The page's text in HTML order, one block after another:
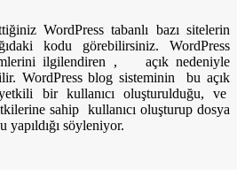
WordPress tabanlı bazı sitelerin
kodu görebilirsiniz. WordPress
ilgilendiren , açık nedeniyle
WordPress blog sisteminin bu açık
bir kullanıcı oluşturulduğu, ve
sahip kullanıcı oluşturup dosya
söyleniyor.